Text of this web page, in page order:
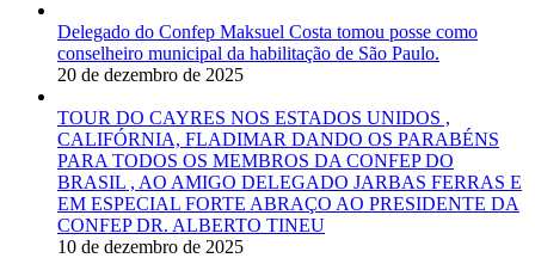
Delegado do Confep Maksuel Costa tomou posse como
conselheiro municipal da habilitação de São Paulo.
20 de dezembro de 2025
TOUR DO CAYRES NOS ESTADOS UNIDOS ,
CALIFÓRNIA, FLADIMAR DANDO OS PARABÉNS
PARA TODOS OS MEMBROS DA CONFEP DO
BRASIL , AO AMIGO DELEGADO JARBAS FERRAS E
EM ESPECIAL FORTE ABRAÇO AO PRESIDENTE DA
CONFEP DR. ALBERTO TINEU
10 de dezembro de 2025